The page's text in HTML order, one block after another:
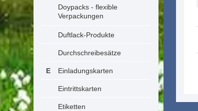
Doypacks - flexible
Verpackungen
Duftlack-Produkte
Durchschreibesätze
Einladungskarten
Eintrittskarten
Etiketten